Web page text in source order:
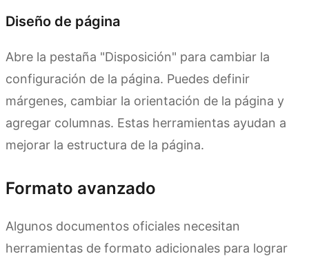
Diseño de página
Abre la pestaña "Disposición" para cambiar la
configuración de la página. Puedes definir
márgenes, cambiar la orientación de la página y
agregar columnas. Estas herramientas ayudan a
mejorar la estructura de la página.
Formato avanzado
Algunos documentos oficiales necesitan
herramientas de formato adicionales para lograr